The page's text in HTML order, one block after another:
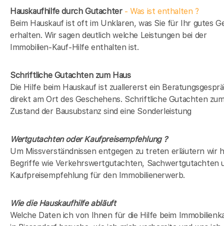
Hauskaufhilfe durch Gutachter- Was ist enthalten ?
Beim Hauskauf ist oft im Unklaren, was Sie für Ihr gutes
erhalten. Wir sagen deutlich welche Leistungen bei der
Immobilien-Kauf-Hilfe enthalten ist.
Schriftliche Gutachten zum Haus
Die Hilfe beim Hauskauf ist zuallererst ein
direkt am Ort des Geschehens. Schriftliche Gutachten
Zustand der Bausubstanz sind eine Sonderleistung
Wertgutachten oder Kaufpreisempfehlung ?
Um Missverständnissen entgegen zu treten erläutern wir
Begriffe wie Verkehrswertgutachten, Sachwertgutachten
Kaufpreisempfehlung für den Immobilienerwerb.
Wie die Hauskaufhilfe abläuft
Welche Daten ich von Ihnen für die Hilfe beim